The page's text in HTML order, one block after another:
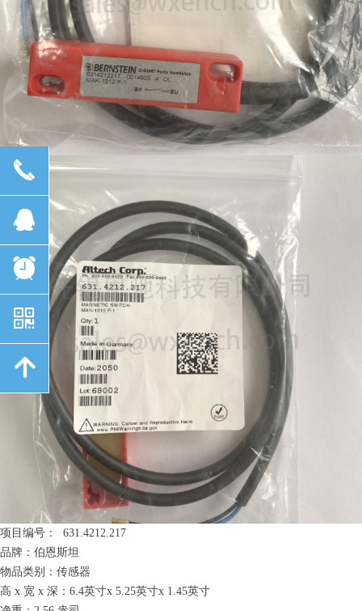
项目编号： 631.4212.217
品牌：伯恩斯坦
物品类别：传感器
高 x 宽 x 深：6.4英寸x 5.25英寸x 1.45英寸
끅
뀩
뀥
낃
녕